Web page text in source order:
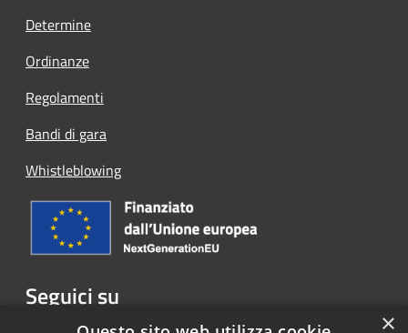
Determine
Ordinanze
Regolamenti
Bandi di gara
Whistleblowing
Seguici su
Facebook ×